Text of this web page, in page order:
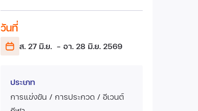
วันที่
ส. 27 มิ.ย. - อา. 28 มิ.ย. 2569
ประเภท
การแข่งขัน / การประกวด / อีเวนต์